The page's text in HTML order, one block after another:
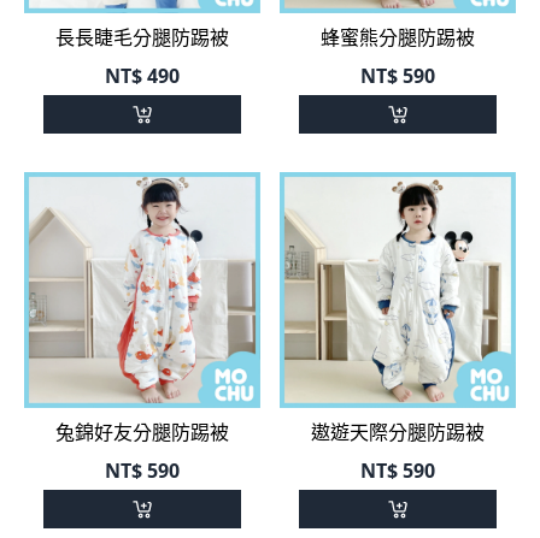
NT$490
NT$590
兔錦好友分腿防踢被
NT$590
遨遊天際分腿防踢被
NT$590